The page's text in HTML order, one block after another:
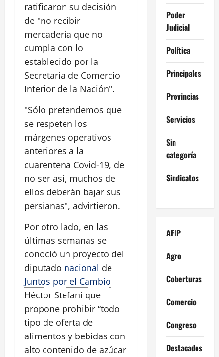
ratificaron su decisión
de "no recibir
mercadería que no
cumpla con lo
establecido por la
Secretaria de Comercio
Interior de la Nación".
"Sólo pretendemos que
se respeten los
márgenes operativos
anteriores a la
cuarentena Covid-19, de
no ser así, muchos de
ellos deberán bajar sus
persianas", advirtieron.
Por otro lado, en las
últimas semanas se
conoció un proyecto del
diputado nacional de
Juntos por el Cambio
Héctor Stefani que
propone prohibir “todo
tipo de oferta de
alimentos y bebidas con
alto contenido de azúcar
Poder
Judicial
Política
Principales
Provincias
Servicios
Sin
categoría
Sindicatos
AFIP
Agro
Coberturas
Comercio
Congreso
Destacados